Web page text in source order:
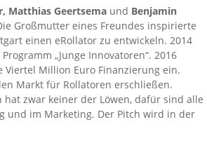
Matthias Geertsema und Benjamin
Großmutter eines Freundes inspirierte
einen eRollator zu entwickeln. 2014
„Junge Innovatoren“. 2016
Viertel Million Euro Finanzierung ein.
Markt für Rollatoren erschließen.
zwar keiner der Löwen, dafür sind alle
und im Marketing. Der Pitch wird in der